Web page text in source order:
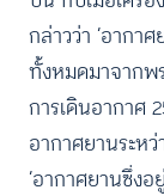
กล่าวว่า ‘อากา
ทั้งหมดมาจากพ
การเดินอากาศ
อากาศยานระห
‘อากาศยานซึ่ง